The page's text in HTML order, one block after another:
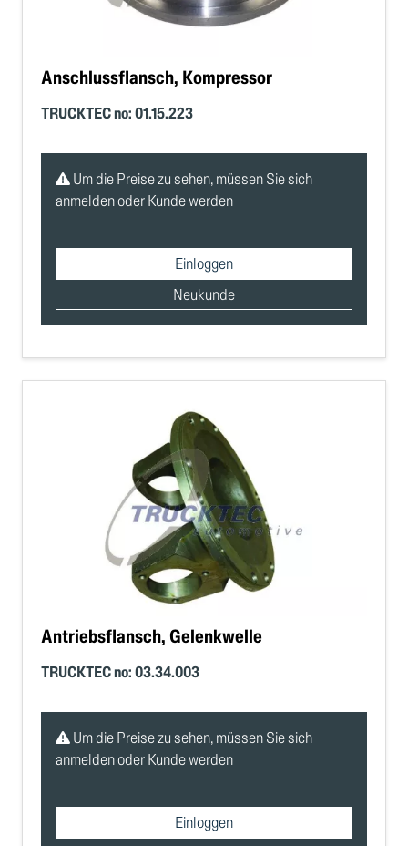
Anschlussflansch, Kompressor
TRUCKTEC no: 01.15.223
Um die Preise zu sehen, müssen Sie sich
anmelden oder Kunde werden
Einloggen
Neukunde
Antriebsflansch, Gelenkwelle
TRUCKTEC no: 03.34.003
Um die Preise zu sehen, müssen Sie sich
anmelden oder Kunde werden
Einloggen